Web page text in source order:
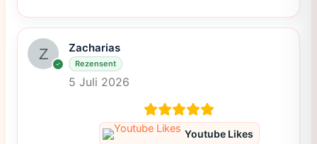
Zacharias
Rezensent
5 Juli 2026
Youtube Likes